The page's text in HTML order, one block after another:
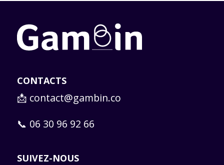
CONTACTS
📩 contact@gambin.co
📞 06 30 96 92 66
SUIVEZ-NOUS